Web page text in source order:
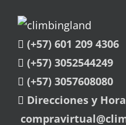
(+57) 601 209 4306
(+57) 3052544249
(+57) 3057608080
Direcciones y